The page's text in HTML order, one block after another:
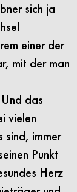
sich ja
einer der
mit der man
das
vielen
sind, immer
Punkt
Herz